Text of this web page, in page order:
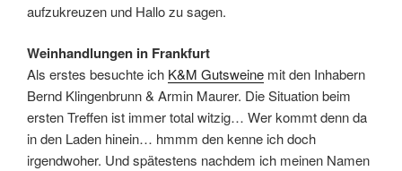
aufzukreuzen und Hallo zu sagen.
Weinhandlungen in Frankfurt
Als erstes besuchte ich K&M Gutsweine mit den Inhabern
Bernd Klingenbrunn & Armin Maurer. Die Situation beim
ersten Treffen ist immer total witzig… Wer kommt denn da
in den Laden hinein… hmmm den kenne ich doch
irgendwoher. Und spätestens nachdem ich meinen Namen